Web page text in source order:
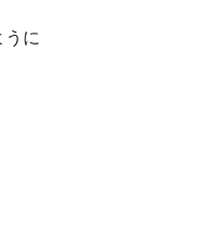
うに